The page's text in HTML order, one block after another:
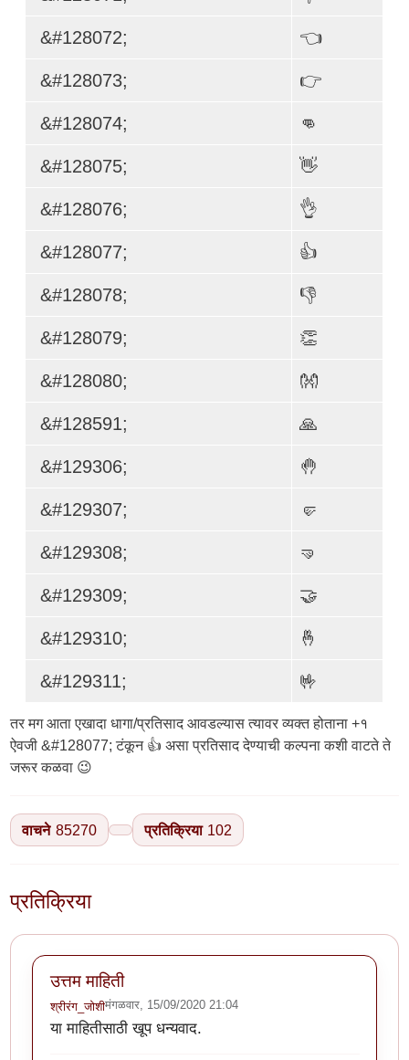
&#128072; 👈
&#128073; 👉
&#128074; 👊
&#128075; 👋
&#128076; 👌
&#128077; 👍
&#128078; 👎
&#128079; 👏
&#128080; 👐
&#128591; 🙏
&#129306; 🤚
&#129307; 🤛
&#129308; 🤜
&#129309; 🤝
&#129310; 🤞
&#129311; 🤟
तर मग आता एखादा धागा/प्रतिसाद आवडल्यास त्यावर व्यक्त होताना +१
ऐवजी &#128077; टंकून 👍 असा प्रतिसाद देण्याची कल्पना कशी वाटते ते
जरूर कळवा 😉
वाचने 85270 प्रतिक्रिया 102
प्रतिक्रिया
उत्तम माहिती
श्रीरंग_जोशीमंगळवार, 15/09/2020 21:04
या माहितीसाठी खूप धन्यवाद.